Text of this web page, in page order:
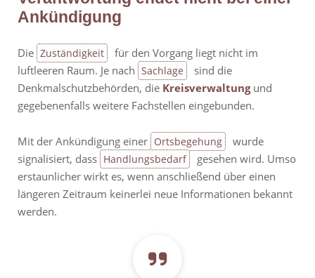
Ankündigung
Die Zuständigkeit
für den Vorgang liegt nicht im
luftleeren Raum. Je nach Sachlage
sind die
Denkmalschutzbehörden, die Kreisverwaltungund
gegebenenfalls weitere Fachstellen eingebunden.
Mit der Ankündigung einer Ortsbegehung
wurde
signalisiert, dass Handlungsbedarf
gesehen wird. Umso
erstaunlicher wirkt es, wenn anschließend über einen
längeren Zeitraum keinerlei neue Informationen bekannt
werden.